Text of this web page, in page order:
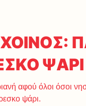
ΨΑΡΙ
αφού όλοι όσοι
ψάρι.